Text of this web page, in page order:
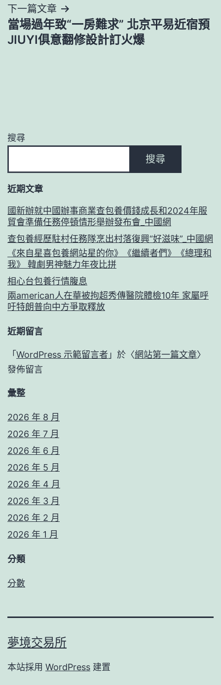
覽
下一篇文章
當場過年致“一房難求” 北京平易近宿預
JIUYI俱意翻修設計訂火爆
搜尋
搜尋
近期文章
國新辦就中國辦事商業查包養價錢成長和2024年服
貿會準備任務停頓情形舉辦發布會_中國網
查包養經歷駐村任務隊烹出村落復興“好滋味”_中國網
《來自星喜包養網站星的你》《繼續者們》《總理和
我》 韓劇男神魅力年夜比拼
相心台包養行情腹息
兩american人在華被拘超秀傳醫院體檢10年 家屬呼
吁特朗普向中方爭取釋放
近期留言
「 WordPress 示範留言者 」於〈網站第一篇文章〉
發佈留言
彙整
2026 年 8 月
2026 年 7 月
2026 年 6 月
2026 年 5 月
2026 年 4 月
2026 年 3 月
2026 年 2 月
2026 年 1 月
分類
分數
夢境交易所
本站採用 WordPress 建置